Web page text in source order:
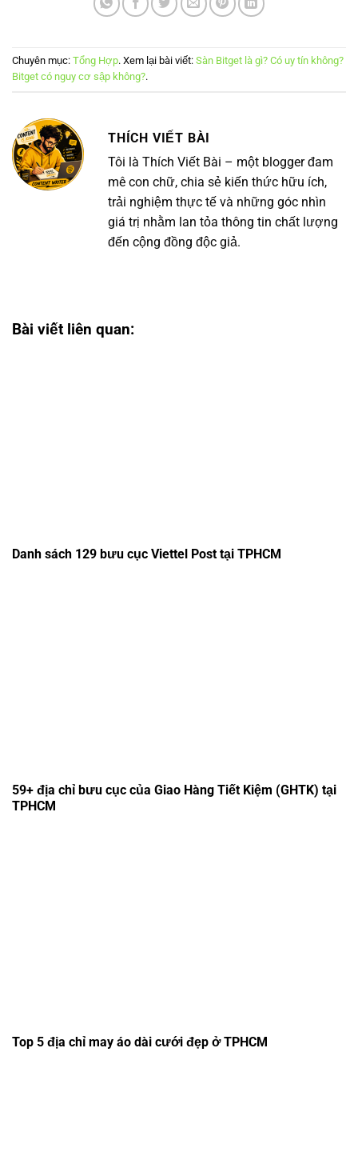
Chuyên mục: Tổng Hợp. Xem lại bài viết: Sàn Bitget là gì? Có uy tín không?
Bitget có nguy cơ sập không?.
THÍCH VIẾT BÀI
Tôi là Thích Viết Bài – một blogger đam
mê con chữ, chia sẻ kiến thức hữu ích,
trải nghiệm thực tế và những góc nhìn
giá trị nhằm lan tỏa thông tin chất lượng
đến cộng đồng độc giả.
Bài viết liên quan:
Danh sách 129 bưu cục Viettel Post tại TPHCM
59+ địa chỉ bưu cục của Giao Hàng Tiết Kiệm (GHTK) tại
TPHCM
Top 5 địa chỉ may áo dài cưới đẹp ở TPHCM